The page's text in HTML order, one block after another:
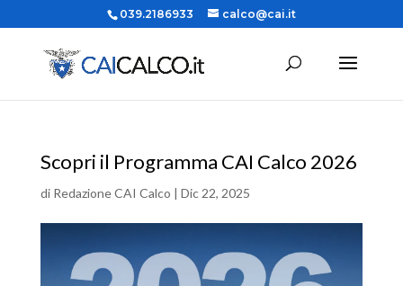
039.2186933 calco@cai.it
Scopri il Programma CAI Calco 2026
di Redazione CAI Calco | Dic 22, 2025